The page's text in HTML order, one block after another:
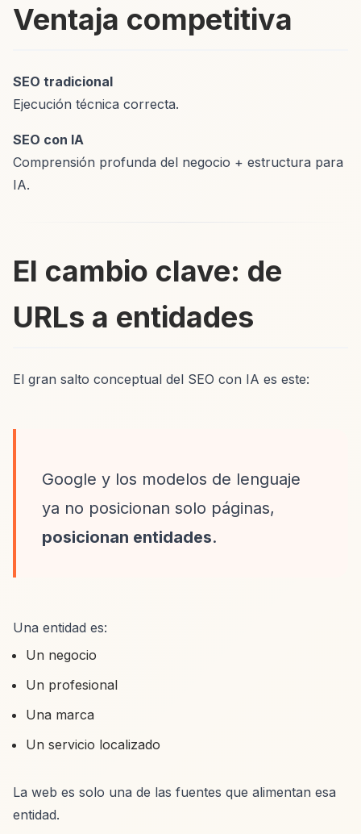
Ventaja competitiva
SEO tradicional
Ejecución técnica correcta.
SEO con IA
Comprensión profunda del negocio + estructura para
IA.
El cambio clave: de
URLs a entidades
El gran salto conceptual del SEO con IA es este:
Google y los modelos de lenguaje
ya no posicionan solo páginas,
posicionan entidades.
Una entidad es:
Un negocio
Un profesional
Una marca
Un servicio localizado
La web es solo una de las fuentes que alimentan esa
entidad.